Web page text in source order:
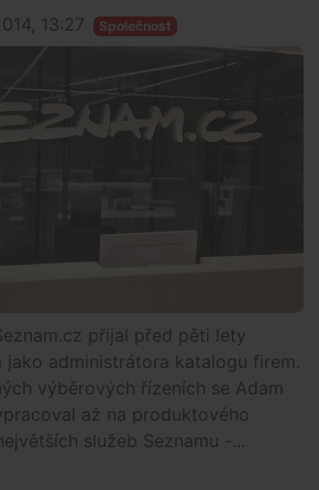
13:27 Společnost
přijal před pěti lety
jako administrátora katalogu firem.
výběrových řízeních se Adam
až na produktového
služeb Seznamu -...